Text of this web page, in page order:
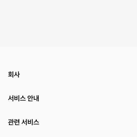
회사
서비스 안내
관련 서비스